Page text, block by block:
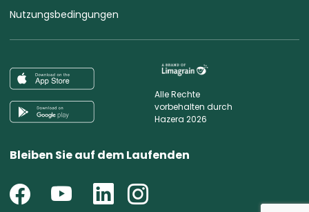
Nutzungsbedingungen
Alle Rechte
vorbehalten durch
Hazera 2026
Bleiben Sie auf dem Laufenden